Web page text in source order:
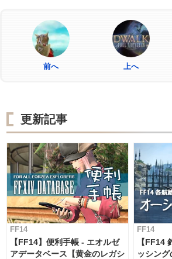
前へ 上へ
更新記事
FF14
【FF14】便利手帳 - エオルゼ
アデータベース【黄金のレガシ
FF14
【FF14
ッシン